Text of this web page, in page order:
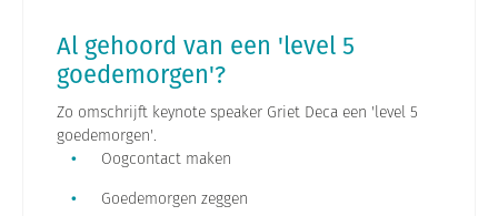
Al gehoord van een 'level 5
goedemorgen'?
Zo omschrijft keynote speaker Griet Deca een 'level 5
goedemorgen'.
Oogcontact maken
Goedemorgen zeggen